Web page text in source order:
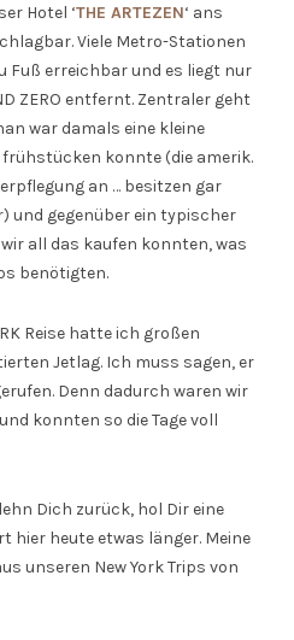
Hotel ‘THE ARTEZEN‘ ans
Viele Metro-Stationen
Fuß erreichbar und es liegt nur
ZERO entfernt. Zentraler geht
war damals eine kleine
konnte (die amerik.
an … besitzen gar
und gegenüber ein typischer
wir all das kaufen konnten, was
benötigten.
Reise hatte ich großen
Jetlag. Ich muss sagen, er
Denn dadurch waren wir
konnten so die Tage voll
Dich zurück, hol Dir eine
hier heute etwas länger. Meine
unseren New York Trips von